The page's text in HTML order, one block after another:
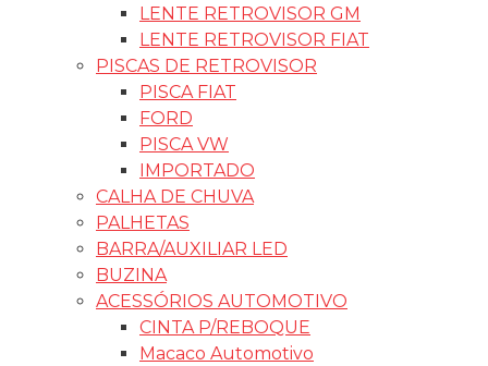
LENTE RETROVISOR GM
LENTE RETROVISOR FIAT
PISCAS DE RETROVISOR
PISCA FIAT
FORD
PISCA VW
IMPORTADO
CALHA DE CHUVA
PALHETAS
BARRA/AUXILIAR LED
BUZINA
ACESSÓRIOS AUTOMOTIVO
CINTA P/REBOQUE
Macaco Automotivo